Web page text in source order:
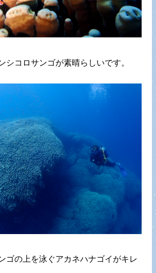
シコロサンゴが素晴らしいです。
ゴの上を泳ぐアカネハナゴイがキレ